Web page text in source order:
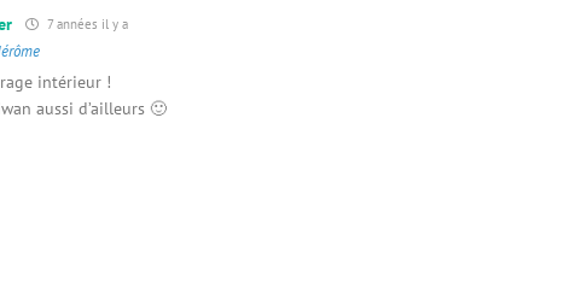
7 années il y a
intérieur !
aussi d’ailleurs 🙂